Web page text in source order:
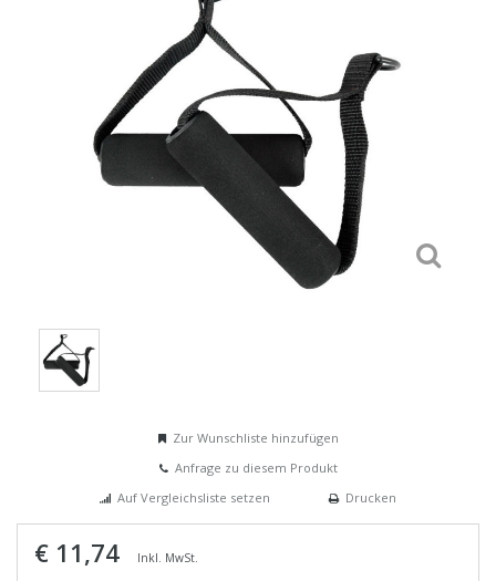
Zur Wunschliste hinzufügen
Anfrage zu diesem Produkt
Auf Vergleichsliste setzen
Drucken
€ 11,74 Inkl. MwSt.